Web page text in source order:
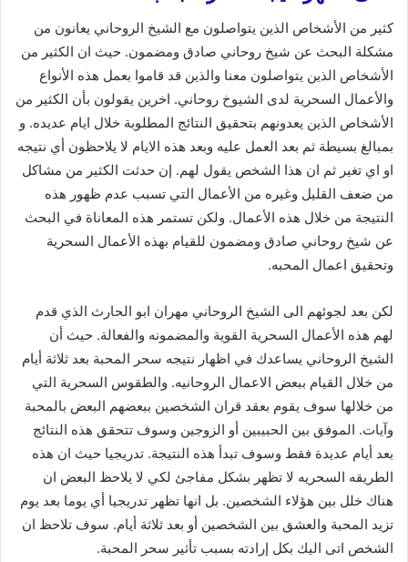
كثير من الأشخاص الذين يتواصلون مع الشيخ الروحاني يعانون من
مشكلة البحث عن شيخ روحاني صادق ومضمون. حيث ان الكثير من
الأشخاص الذين يتواصلون معنا والذين قد قاموا بعمل هذه الأنواع
والأعمال السحرية لدى الشيوخ روحاني. اخرين يقولون بأن الكثير من
الأشخاص الذين يعدونهم بتحقيق النتائج المطلوبة خلال ايام عديده. و
بمبالغ بسيطة ثم بعد العمل عليه وبعد هذه الايام لا يلاحظون أي نتيجه
او اي تغير ثم ان هذا الشخص يقول لهم. إن حدثت الكثير من مشاكل
من ضعف القليل وغيره من الأعمال التي تسبب عدم ظهور هذه
النتيجة من خلال هذه الأعمال. ولكن تستمر هذه المعاناة في البحث
عن شيخ روحاني صادق ومضمون للقيام بهذه الأعمال السحرية
وتحقيق اعمال المحبه.
لكن بعد لجوئهم الى الشيخ الروحاني مهران ابو الحارث الذي قدم
لهم هذه الأعمال السحرية القوية والمضمونه والفعالة. حيث أن
الشيخ الروحاني يساعدك في اظهار نتيجه سحر المحبة بعد ثلاثة أيام
من خلال القيام ببعض الاعمال الروحانيه. والطقوس السحرية التي
من خلالها سوف يقوم بعقد قران الشخصين ببعضهم البعض بالمحبة
وآيات. الموفق بين الحبيبين أو الزوجين وسوف تتحقق هذه النتائج
بعد أيام عديدة فقط وسوف تبدأ هذه النتيجة. تدريجيا حيث ان هذه
الطريقه السحريه لا تظهر بشكل مفاجئ لكي لا يلاحظ البعض ان
هناك خلل بين هؤلاء الشخصين. بل انها تظهر تدريجيا أي يوما بعد يوم
تزيد المحبة والعشق بين الشخصين أو بعد ثلاثة أيام. سوف تلاحظ ان
الشخص اتى اليك بكل إرادته بسبب تأثير سحر المحبة.